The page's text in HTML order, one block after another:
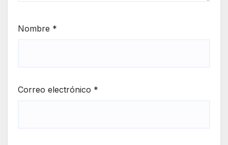
Nombre *
Correo electrónico *